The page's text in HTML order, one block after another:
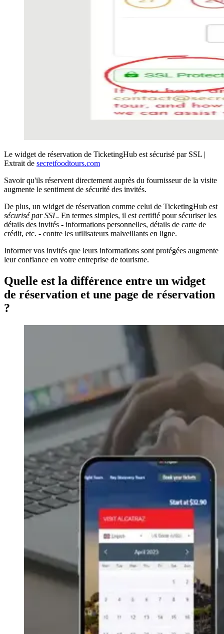
Le widget de réservation de TicketingHub est sécurisé par SSL |
Extrait de secretfoodtours.com
Savoir qu'ils réservent directement auprès du fournisseur de la visite
augmente le sentiment de sécurité des invités.
De plus, un widget de réservation comme celui de TicketingHub est
sécurisé par SSL. En termes simples, il est certifié pour sécuriser les
détails des invités - informations personnelles, détails de carte de
crédit, etc. - contre les utilisateurs malveillants en ligne.
Informer vos invités que leurs informations sont protégées augmente
leur confiance en votre entreprise de tourisme.
Quelle est la différence entre un widget
de réservation et une page de réservation
?